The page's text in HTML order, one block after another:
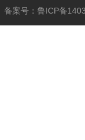
备案号：鲁ICP备